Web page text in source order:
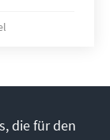
die für den